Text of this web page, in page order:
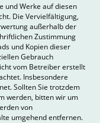
und Werke auf diesen
Die Vervielfältigung,
außerhalb der
Zustimmung
und Kopien dieser
Gebrauch
vom Betreiber erstellt
Insbesondere
Sollten Sie trotzdem
werden, bitten wir um
von
umgehend entfernen.